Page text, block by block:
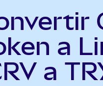
a
a